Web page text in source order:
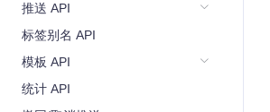
推送 API
标签别名 API
模板 API
统计 API